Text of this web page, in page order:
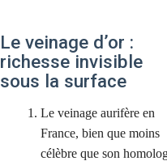
Le veinage d’or :
richesse invisible
sous la surface
Le veinage aurifère en
France, bien que moins
célèbre que son